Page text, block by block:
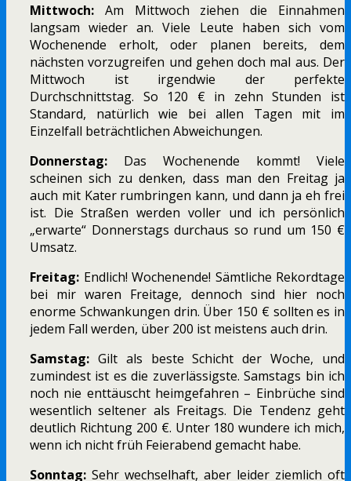
Mittwoch: Am Mittwoch ziehen die Einnahmen
langsam wieder an. Viele Leute haben sich vom
Wochenende erholt, oder planen bereits, dem
nächsten vorzugreifen und gehen doch mal aus. Der
Mittwoch ist irgendwie der perfekte
Durchschnittstag. So 120 € in zehn Stunden ist
Standard, natürlich wie bei allen Tagen mit im
Einzelfall beträchtlichen Abweichungen.
Donnerstag: Das Wochenende kommt! Viele
scheinen sich zu denken, dass man den Freitag ja
auch mit Kater rumbringen kann, und dann ja eh frei
ist. Die Straßen werden voller und ich persönlich
„erwarte“ Donnerstags durchaus so rund um 150 €
Umsatz.
Freitag: Endlich! Wochenende! Sämtliche Rekordtage
bei mir waren Freitage, dennoch sind hier noch
enorme Schwankungen drin. Über 150 € sollten es in
jedem Fall werden, über 200 ist meistens auch drin.
Samstag: Gilt als beste Schicht der Woche, und
zumindest ist es die zuverlässigste. Samstags bin ich
noch nie enttäuscht heimgefahren – Einbrüche sind
wesentlich seltener als Freitags. Die Tendenz geht
deutlich Richtung 200 €. Unter 180 wundere ich mich,
wenn ich nicht früh Feierabend gemacht habe.
Sonntag: Sehr wechselhaft, aber leider ziemlich oft